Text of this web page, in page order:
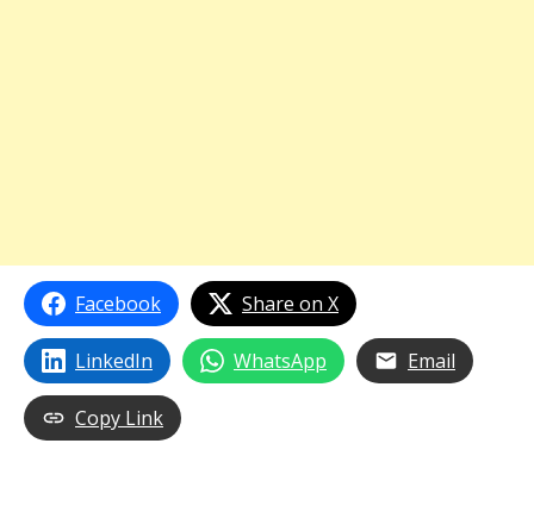
Facebook Share on X
LinkedIn WhatsApp Email
Copy Link